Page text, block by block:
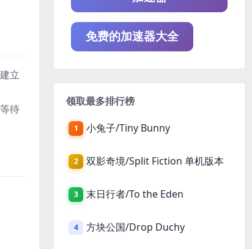
立
待
免费的加速器大全
领取最多排行榜
1 小兔子/Tiny Bunny
2 双影奇境/Split Fiction 单机版本
3 末日行者/To the Eden
4 方块公国/Drop Duchy